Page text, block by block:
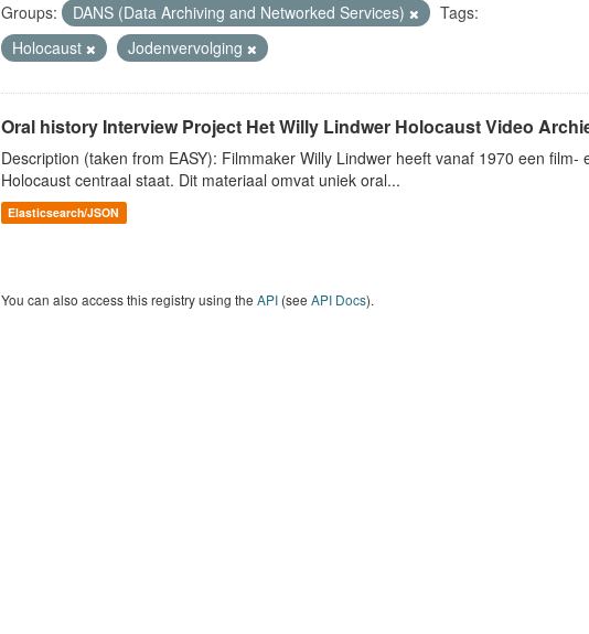
Groups: DANS (Data Archiving and Networked Services)
Tags:
Holocaust
Jodenvervolging
Oral history Interview Project Het Willy Lindwer Holocaust Video
Description (taken from EASY): Filmmaker Willy Lindwer heeft vanaf 1970 een
Holocaust centraal staat. Dit materiaal omvat uniek oral...
Elasticsearch/JSON
You can also access this registry using the API (see API Docs).